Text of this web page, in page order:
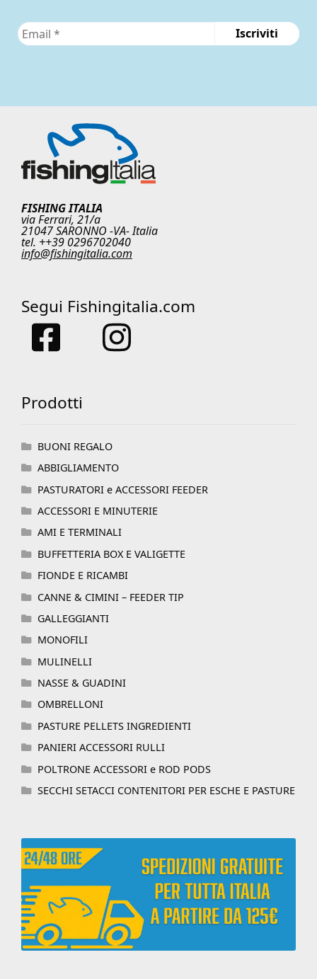
FISHING ITALIA
via Ferrari, 21/a
21047 SARONNO -VA- Italia
tel. ++39 0296702040
info@fishingitalia.com
Segui Fishingitalia.com
Prodotti
BUONI REGALO
ABBIGLIAMENTO
PASTURATORI e ACCESSORI FEEDER
ACCESSORI E MINUTERIE
AMI E TERMINALI
BUFFETTERIA BOX E VALIGETTE
FIONDE E RICAMBI
CANNE & CIMINI – FEEDER TIP
GALLEGGIANTI
MONOFILI
MULINELLI
NASSE & GUADINI
OMBRELLONI
PASTURE PELLETS INGREDIENTI
PANIERI ACCESSORI RULLI
POLTRONE ACCESSORI e ROD PODS
SECCHI SETACCI CONTENITORI PER ESCHE E PASTURE